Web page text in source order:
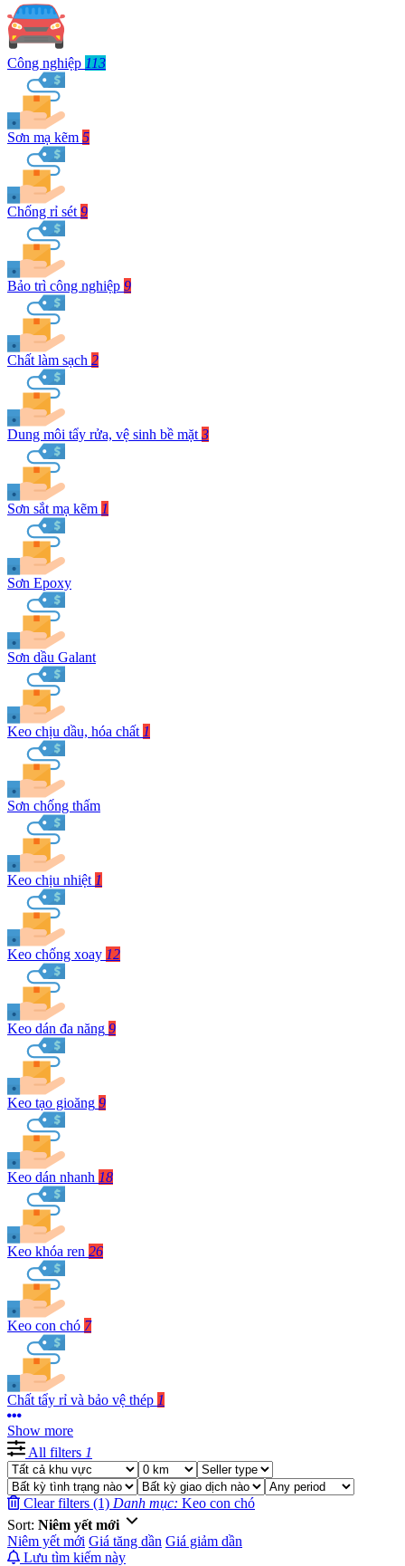
Công nghiệp 113
Sơn mạ kẽm 5
Chống rỉ sét 9
Bảo trì công nghiệp 9
Chất làm sạch 2
Dung môi tẩy rửa, vệ sinh bề mặt 3
Sơn sắt mạ kẽm 1
Sơn Epoxy
Sơn dầu Galant
Keo chịu dầu, hóa chất 1
Sơn chống thấm
Keo chịu nhiệt 1
Keo chống xoay 12
Keo dán đa năng 9
Keo tạo gioăng 9
Keo dán nhanh 18
Keo khóa ren 26
Keo con chó 7
Chất tẩy rỉ và bảo vệ thép 1
Show more
All filters 1
Clear filters (1) Danh mục: Keo con chó
Sort: Niêm yết mới
Niêm yết mới Giá tăng dần Giá giảm dần
Lưu tìm kiếm này